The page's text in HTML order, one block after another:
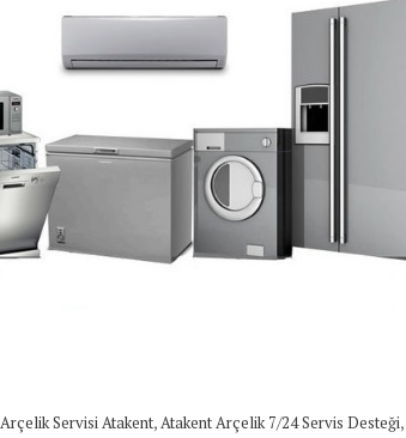
Arçelik Servisi Atakent,Atakent Arçelik 7/24 Servis Desteği,